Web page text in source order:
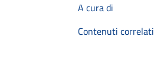
A cura di
Contenuti correlati